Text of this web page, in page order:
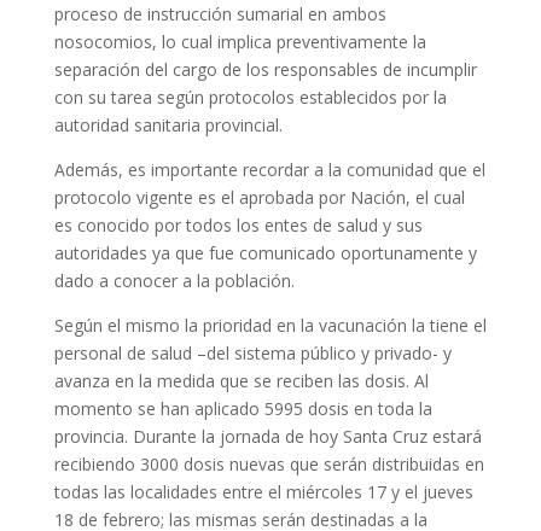
proceso de instrucción sumarial en ambos
nosocomios, lo cual implica preventivamente la
separación del cargo de los responsables de incumplir
con su tarea según protocolos establecidos por la
autoridad sanitaria provincial.
Además, es importante recordar a la comunidad que el
protocolo vigente es el aprobada por Nación, el cual
es conocido por todos los entes de salud y sus
autoridades ya que fue comunicado oportunamente y
dado a conocer a la población.
Según el mismo la prioridad en la vacunación la tiene el
personal de salud –del sistema público y privado- y
avanza en la medida que se reciben las dosis. Al
momento se han aplicado 5995 dosis en toda la
provincia. Durante la jornada de hoy Santa Cruz estará
recibiendo 3000 dosis nuevas que serán distribuidas en
todas las localidades entre el miércoles 17 y el jueves
18 de febrero; las mismas serán destinadas a la